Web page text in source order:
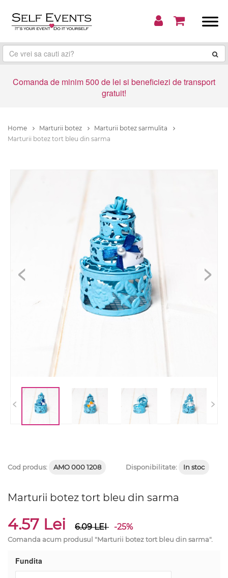
Comanda de minim 500 de lei si beneficiezi de transport
gratuit!
Home Marturii botez
Marturii botez sarmulita
Marturii botez tort bleu din sarma
< >
< >
Cod produs: AMO 000 1208 Disponibilitate: In stoc
Marturii botez tort bleu din sarma
4.57 Lei 6.09LEI -25%
Comanda acum produsul "Marturii botez tort bleu din sarma".
Fundita